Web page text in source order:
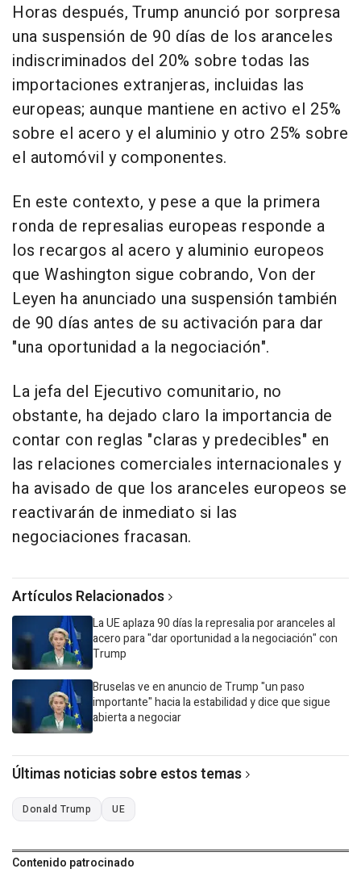
Horas después, Trump anunció por sorpresa
una suspensión de 90 días de los aranceles
indiscriminados del 20% sobre todas las
importaciones extranjeras, incluidas las
europeas; aunque mantiene en activo el 25%
sobre el acero y el aluminio y otro 25% sobre
el automóvil y componentes.
En este contexto, y pese a que la primera
ronda de represalias europeas responde a
los recargos al acero y aluminio europeos
que Washington sigue cobrando, Von der
Leyen ha anunciado una suspensión también
de 90 días antes de su activación para dar
"una oportunidad a la negociación".
La jefa del Ejecutivo comunitario, no
obstante, ha dejado claro la importancia de
contar con reglas "claras y predecibles" en
las relaciones comerciales internacionales y
ha avisado de que los aranceles europeos se
reactivarán de inmediato si las
negociaciones fracasan.
Artículos Relacionados
La UE aplaza 90 días la represalia por aranceles al
acero para "dar oportunidad a la negociación" con
Trump
Bruselas ve en anuncio de Trump "un paso
importante" hacia la estabilidad y dice que sigue
abierta a negociar
Últimas noticias sobre estos temas
Donald Trump UE
Contenido patrocinado